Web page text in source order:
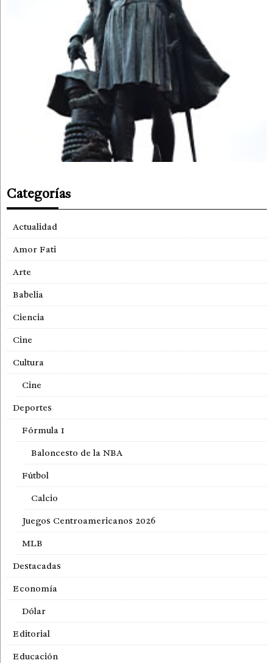
Categorías
Actualidad
Amor Fati
Arte
Babelia
Ciencia
Cine
Cultura
Cine
Deportes
Fórmula 1
Baloncesto de la NBA
Fútbol
Calcio
Juegos Centroamericanos 2026
MLB
Destacadas
Economía
Dólar
Editorial
Educación